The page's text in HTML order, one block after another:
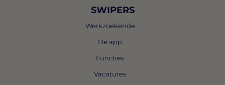
SWIPERS
Werkzoekende
De app
Functies
Vacatures